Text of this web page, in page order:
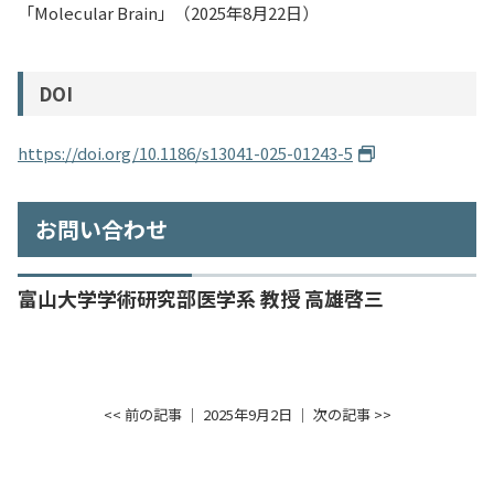
「Molecular Brain」（2025年8月22日）
DOI
https://doi.org/10.1186/s13041-025-01243-5
お問い合わせ
富山大学学術研究部医学系 教授 高雄啓三
<< 前の記事│ 2025年9月2日 │ 次の記事 >>